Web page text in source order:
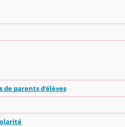
de parents d'élèves